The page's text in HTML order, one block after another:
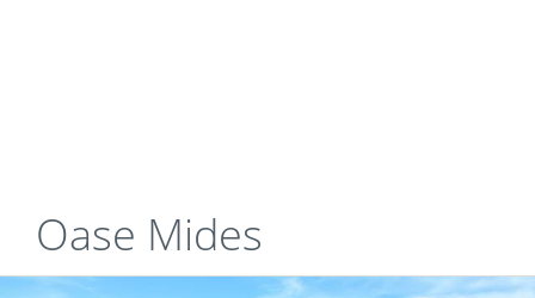
Oase Mides